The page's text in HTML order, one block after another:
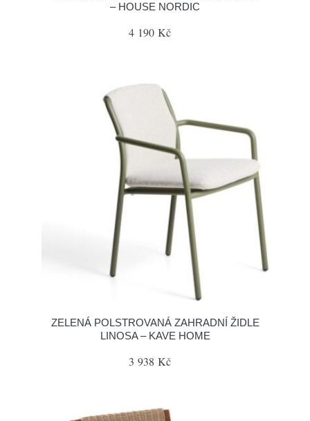
– HOUSE NORDIC
4 190 Kč
ZELENÁ POLSTROVANÁ ZAHRADNÍ ŽIDLE
LINOSA – KAVE HOME
3 938 Kč